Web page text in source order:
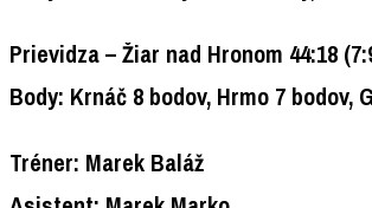
Prievidza – Žiar nad Hronom 44:18
Body: Krnáč 8 bodov, Hrmo 7 bodov,
Tréner: Marek Baláž